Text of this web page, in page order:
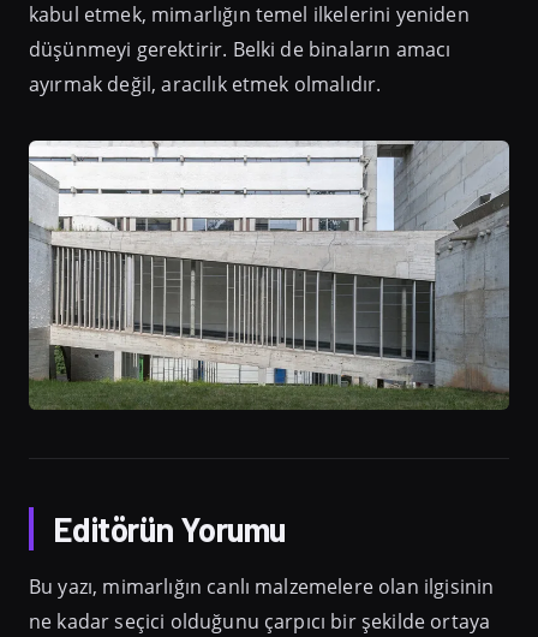
kabul etmek, mimarlığın temel ilkelerini yeniden
düşünmeyi gerektirir. Belki de binaların amacı
ayırmak değil, aracılık etmek olmalıdır.
Editörün Yorumu
Bu yazı, mimarlığın canlı malzemelere olan ilgisinin
ne kadar seçici olduğunu çarpıcı bir şekilde ortaya